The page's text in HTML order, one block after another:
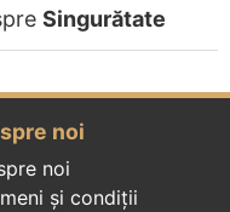
Singurătate
noi
noi
și condiții